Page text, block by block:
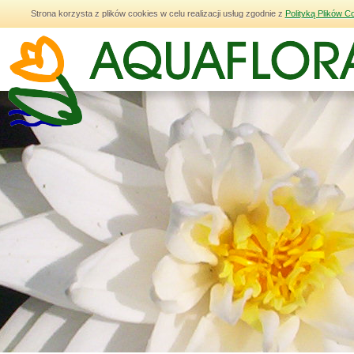
Strona korzysta z plików cookies w celu realizacji usług zgodnie z Polityką Plików